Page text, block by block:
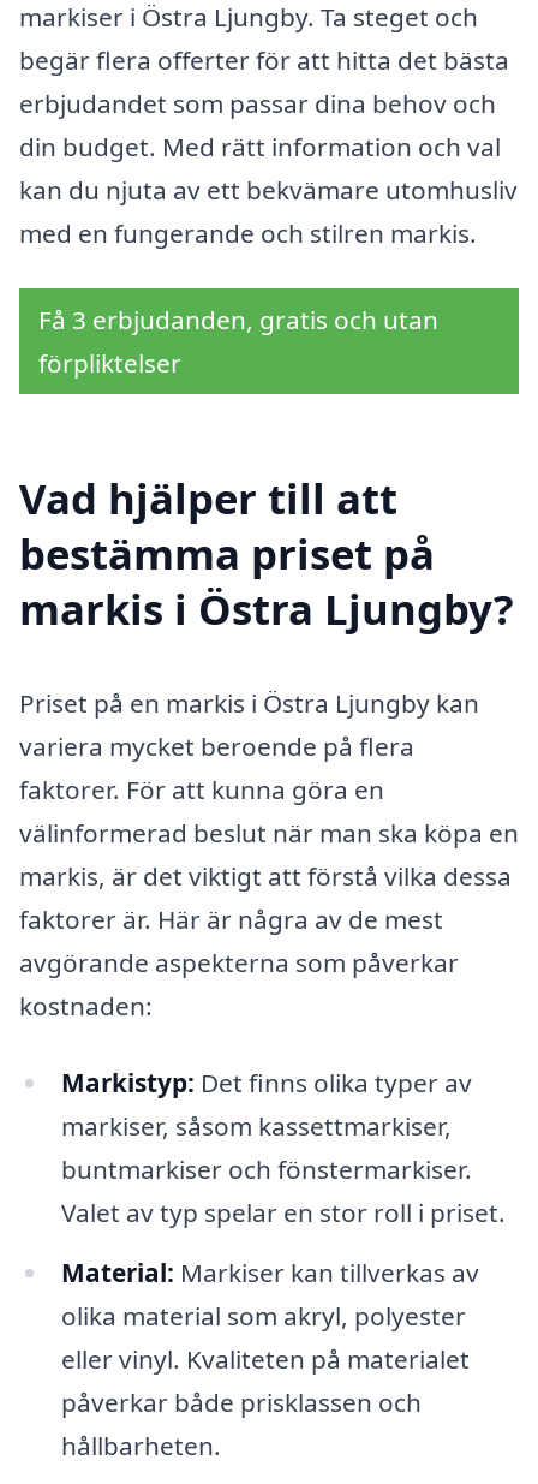
markiser i Östra Ljungby. Ta steget och
begär flera offerter för att hitta det bästa
erbjudandet som passar dina behov och
din budget. Med rätt information och val
kan du njuta av ett bekvämare utomhusliv
med en fungerande och stilren markis.
Få 3 erbjudanden, gratis och utan
förpliktelser
Vad hjälper till att
bestämma priset på
markis i Östra Ljungby?
Priset på en markis i Östra Ljungby kan
variera mycket beroende på flera
faktorer. För att kunna göra en
välinformerad beslut när man ska köpa en
markis, är det viktigt att förstå vilka dessa
faktorer är. Här är några av de mest
avgörande aspekterna som påverkar
kostnaden:
Markistyp: Det finns olika typer av
markiser, såsom kassettmarkiser,
buntmarkiser och fönstermarkiser.
Valet av typ spelar en stor roll i priset.
Material: Markiser kan tillverkas av
olika material som akryl, polyester
eller vinyl. Kvaliteten på materialet
påverkar både prisklassen och
hållbarheten.